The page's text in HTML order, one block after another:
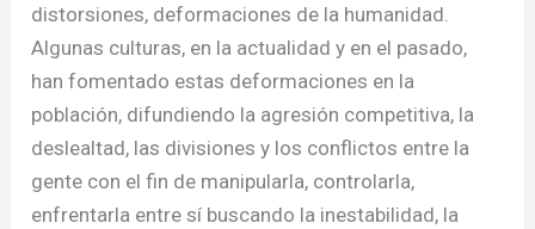
distorsiones, deformaciones de la humanidad.
Algunas culturas, en la actualidad y en el pasado,
han fomentado estas deformaciones en la
población, difundiendo la agresión competitiva, la
deslealtad, las divisiones y los conflictos entre la
gente con el fin de manipularla, controlarla,
enfrentarla entre sí buscando la inestabilidad, la